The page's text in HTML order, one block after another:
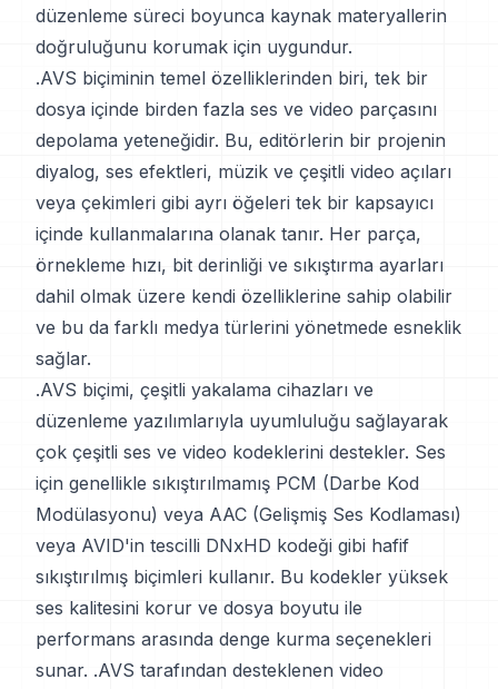
düzenleme süreci boyunca kaynak materyallerin
doğruluğunu korumak için uygundur.
.AVS biçiminin temel özelliklerinden biri, tek bir
dosya içinde birden fazla ses ve video parçasını
depolama yeteneğidir. Bu, editörlerin bir projenin
diyalog, ses efektleri, müzik ve çeşitli video açıları
veya çekimleri gibi ayrı öğeleri tek bir kapsayıcı
içinde kullanmalarına olanak tanır. Her parça,
örnekleme hızı, bit derinliği ve sıkıştırma ayarları
dahil olmak üzere kendi özelliklerine sahip olabilir
ve bu da farklı medya türlerini yönetmede esneklik
sağlar.
.AVS biçimi, çeşitli yakalama cihazları ve
düzenleme yazılımlarıyla uyumluluğu sağlayarak
çok çeşitli ses ve video kodeklerini destekler. Ses
için genellikle sıkıştırılmamış PCM (Darbe Kod
Modülasyonu) veya AAC (Gelişmiş Ses Kodlaması)
veya AVID'in tescilli DNxHD kodeği gibi hafif
sıkıştırılmış biçimleri kullanır. Bu kodekler yüksek
ses kalitesini korur ve dosya boyutu ile
performans arasında denge kurma seçenekleri
sunar. .AVS tarafından desteklenen video